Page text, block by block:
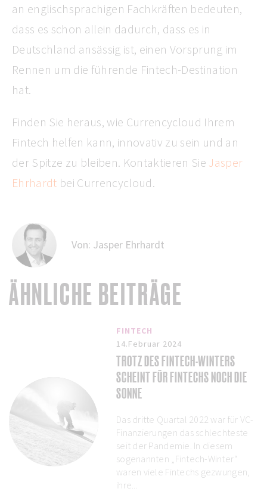
an englischsprachigen Fachkräften bedeuten,
dass es schon allein dadurch, dass es in
Deutschland ansässig ist, einen Vorsprung im
Rennen um die führende Fintech-Destination
hat.
Finden Sie heraus, wie Currencycloud Ihrem
Fintech helfen kann, innovativ zu sein und an
der Spitze zu bleiben. Kontaktieren Sie Jasper
Ehrhardt bei Currencycloud.
Von: Jasper Ehrhardt
ÄHNLICHE BEITRÄGE
FINTECH
14.Februar 2024
TROTZ DES FINTECH-WINTERS
SCHEINT FÜR FINTECHS NOCH DIE
SONNE
Das dritte Quartal 2022 war für VC-
Finanzierungen das schlechteste
seit der Pandemie. In diesem
sogenannten „Fintech-Winter“
waren viele Fintechs gezwungen,
ihre...